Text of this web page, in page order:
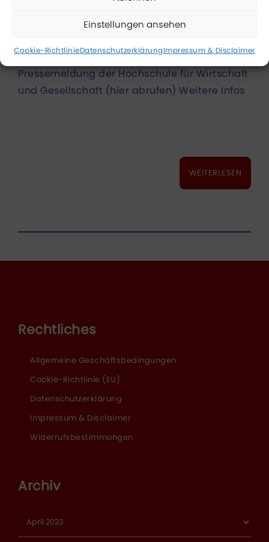
Einstellungen ansehen
Cookie-RichtlinieDatenschutzerklärungImpressum & Disclaimer
verbindet
Pressemeldung der Hochschule für Wirtschaft
und Gesellschaft (hier abrufen) Weitere Infos
WEITERLESEN
Rechtliches
Allgemeine Geschäftsbedingungen
Cookie-Richtlinie (EU)
Datenschutzerklärung
Impressum & Disclaimer
Widerrufsbestimmungen
Archiv